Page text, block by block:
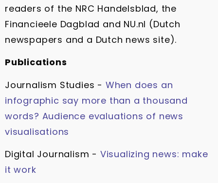
readers of the NRC Handelsblad, the
Financieele Dagblad and NU.nl (Dutch
newspapers and a Dutch news site).
Publications
Journalism Studies - When does an
infographic say more than a thousand
words? Audience evaluations of news
visualisations
Digital Journalism - Visualizing news: make
it work